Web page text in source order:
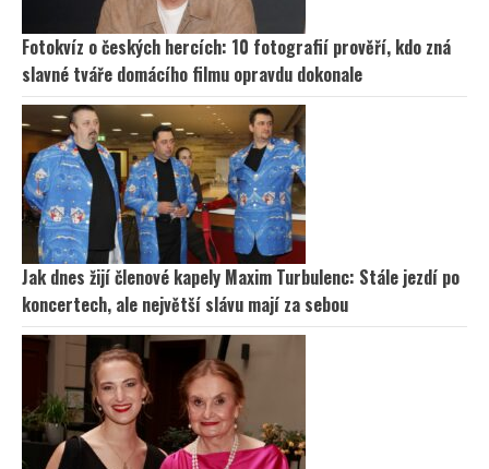
Fotokvíz o českých hercích: 10 fotografií prověří, kdo zná
slavné tváře domácího filmu opravdu dokonale
Jak dnes žijí členové kapely Maxim Turbulenc: Stále jezdí po
koncertech, ale největší slávu mají za sebou